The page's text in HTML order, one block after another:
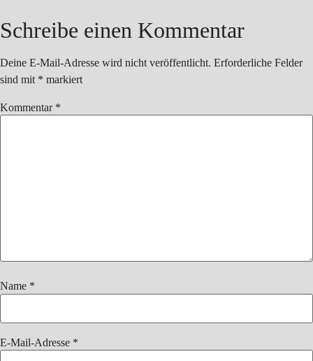
Schreibe einen Kommentar
Deine E-Mail-Adresse wird nicht veröffentlicht. Erforderliche Felder
sind mit * markiert
Kommentar *
Name *
E-Mail-Adresse *